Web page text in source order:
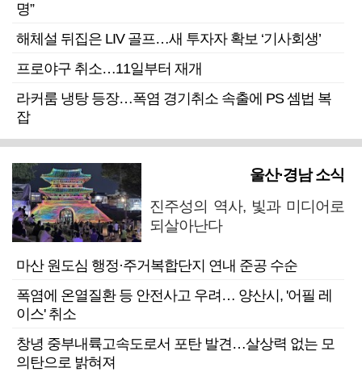
명”
해체설 뒤집은 LIV 골프…새 투자자 확보 ‘기사회생’
프로야구 취소…11일부터 재개
라커룸 냉탕 등장…폭염 경기취소 속출에 PS 셈법 복
잡
울산·경남 소식
진주성의 역사, 빛과 미디어로
되살아난다
마산 원도심 행정·주거복합단지 연내 준공 수순
폭염에 온열질환 등 안전사고 우려… 양산시, '어필 레
이스' 취소
창녕 중부내륙고속도로서 포탄 발견…살상력 없는 모
의탄으로 밝혀져